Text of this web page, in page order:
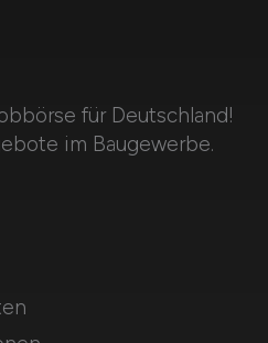
für Deutschland!
im Baugewerbe.